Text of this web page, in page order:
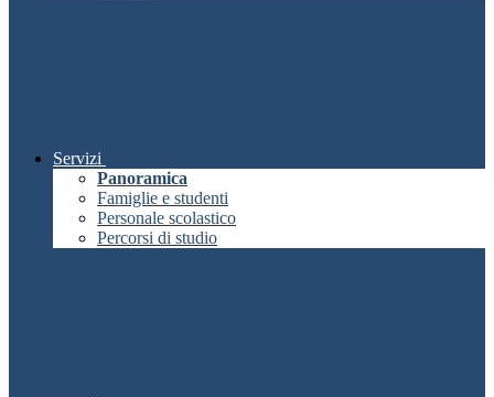
Servizi
Panoramica
Famiglie e studenti
Personale scolastico
Percorsi di studio